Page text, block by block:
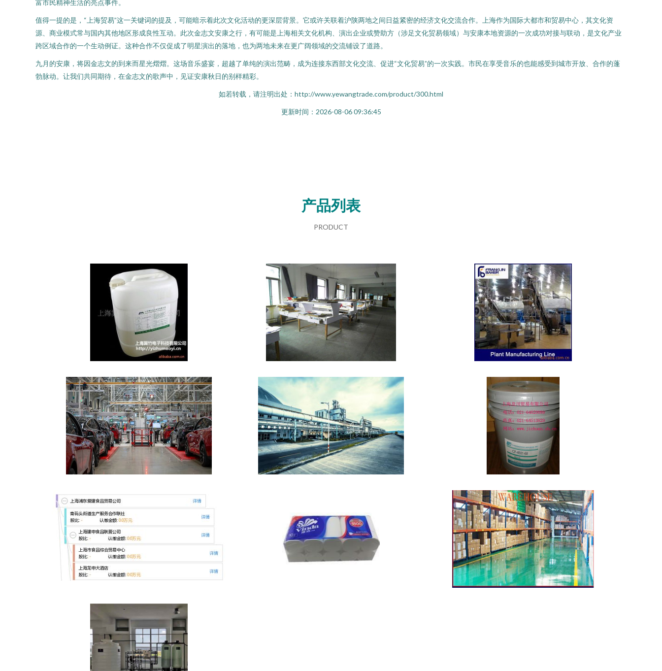
富市民精神生活的亮点事件。
值得一提的是，“上海贸易”这一关键词的提及，可能暗示着此次文化活动的更深层背景。它或许关联着沪陕两地之间日益紧密的经济文化交流合作。上海作为国际大都市和贸易中心，其文化资
源、商业模式常与国内其他地区形成良性互动。此次金志文安康之行，有可能是上海相关文化机构、演出企业或赞助方（涉足文化贸易领域）与安康本地资源的一次成功对接与联动，是文化产业
跨区域合作的一个生动例证。这种合作不仅促成了明星演出的落地，也为两地未来在更广阔领域的交流铺设了道路。
九月的安康，将因金志文的到来而星光熠熠。这场音乐盛宴，超越了单纯的演出范畴，成为连接东西部文化交流、促进“文化贸易”的一次实践。市民在享受音乐的也能感受到城市开放、合作的蓬
勃脉动。让我们共同期待，在金志文的歌声中，见证安康秋日的别样精彩。
如若转载，请注明出处：http://www.yewangtrade.com/product/300.html
更新时间：2026-08-06 09:36:45
产品列表
PRODUCT